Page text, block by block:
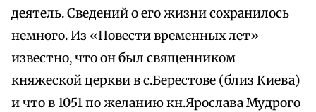
деятель. Сведений о его жизни сохранилось
немного. Из «Повести временных лет»
известно, что он был священником
княжеской церкви в с.Берестове (близ Киева)
и что в 1051 по желанию кн.Ярослава Мудрого